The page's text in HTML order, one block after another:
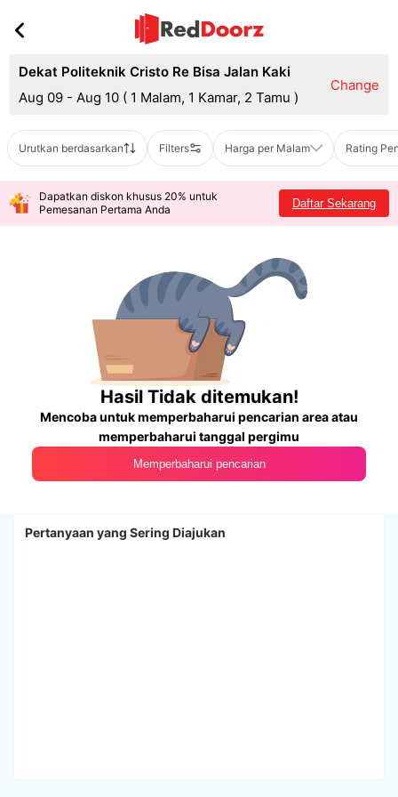
Dekat Politeknik Cristo Re Bisa Jalan Kaki
Aug 09 - Aug 10 ( 1 Malam, 1 Kamar, 2 Tamu )
Change
Urutkan berdasarkan Filters Harga per Malam Rating
Dapatkan diskon khusus 20% untuk
Pemesanan Pertama Anda
Daftar Sekarang
Hasil Tidak ditemukan!
Mencoba untuk memperbaharui pencarian area atau
memperbaharui tanggal pergimu
Memperbaharui pencarian
Pertanyaan yang Sering Diajukan